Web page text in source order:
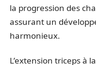
la progression des
assurant un
harmonieux.
L’extension triceps à